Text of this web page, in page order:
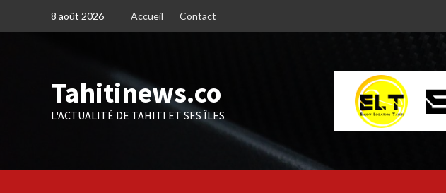
8 août 2026 Accueil Contact
Tahitinews.co
L'ACTUALITÉ DE TAHITI ET SES ÎLES